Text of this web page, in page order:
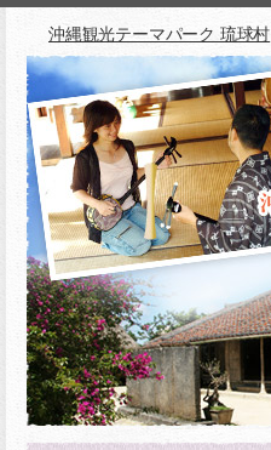
沖縄観光テーマパーク 琉球村